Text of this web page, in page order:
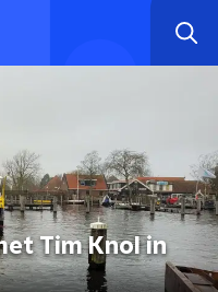
Tim Knol in